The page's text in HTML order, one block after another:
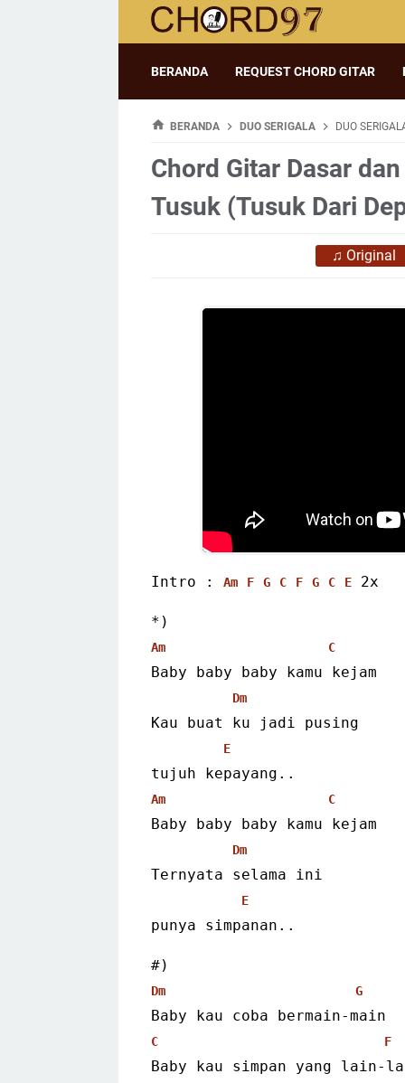
BERANDA REQUEST CHORD GITAR
BERANDA DUO SERIGALA DUO
Chord Gitar Dasar
Tusuk (Tusuk Dari
♫ Original
Intro : Am F G C F G C E 2x
*)
Am C
Baby baby baby kamu kejam
Dm
Kau buat ku jadi pusing
E
tujuh kepayang..
Am C
Baby baby baby kamu kejam
Dm
Ternyata selama ini
E
punya simpanan..
#)
Dm G
Baby kau coba bermain-main
C F
Baby kau simpan yang lain-